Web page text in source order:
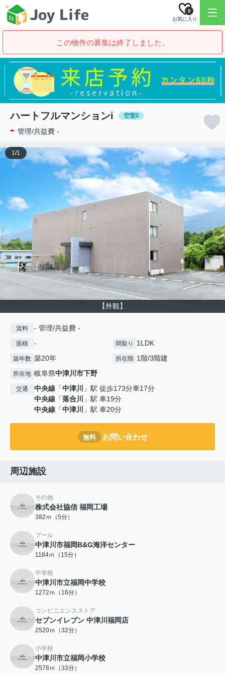
お気に入り
0
この物件の募集は終了しました。
ハートフルマンションi 空室0
- 管理/共益費 -
【外観】
1 /1
賃料 - 管理/共益費 -
面積 - 間取り 1LDK
築年数 築20年 所在階 1階/3階建
所在地 岐阜県中津川市下野
交通 中央線 「中津川
」駅 徒歩173分車17分
中央線 「落合川
」駅 車19分
中央線 「中津川 」駅 車20分
無料 お問い合わせ
周辺施設
その他
株式会社協信 福岡工場
382ｍ（5分）
プール
中津川市福岡B&G海洋センター
1184ｍ（15分）
中学校
中津川市立福岡中学校
1272ｍ（16分）
コンビニエンスストア
セブンイレブン 中津川福岡店
2520ｍ（32分）
小学校
中津川市立福岡小学校
2578ｍ（33分）